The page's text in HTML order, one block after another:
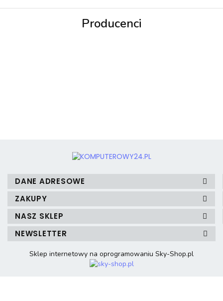
Producenci
3mk Protection
DANE ADRESOWE
ZAKUPY
NASZ SKLEP
NEWSLETTER
Sklep internetowy na oprogramowaniu Sky-Shop.pl